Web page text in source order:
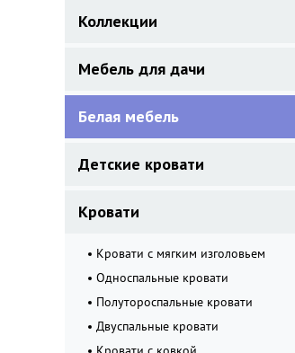
Коллекции
Мебель для дачи
Белая мебель
Детские кровати
Кровати
Кровати с мягким изголовьем
Односпальные кровати
Полутороспальные кровати
Двуспальные кровати